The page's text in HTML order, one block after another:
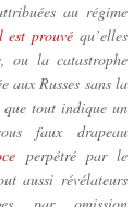
au régime
est prouvé qu’elles
ou la catastrophe
aux Russes sans la
tout indique un
faux drapeau
perpétré par le
aussi révélateurs